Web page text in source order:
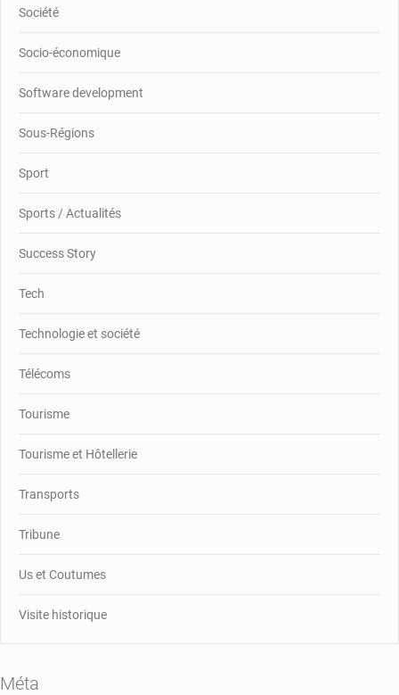
Société
Socio-économique
Software development
Sous-Régions
Sport
Sports / Actualités
Success Story
Tech
Technologie et société
Télécoms
Tourisme
Tourisme et Hôtellerie
Transports
Tribune
Us et Coutumes
Visite historique
Méta